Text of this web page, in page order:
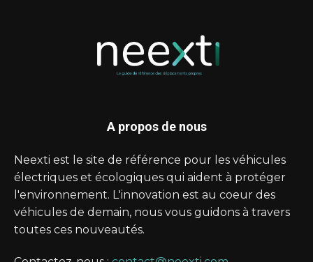
A propos de nous
Neexti est le site de référence pour les véhicules
électriques et écologiques qui aident à protéger
l'environnement. L'innovation est au coeur des
véhicules de demain, nous vous guidons à travers
toutes ces nouveautés.